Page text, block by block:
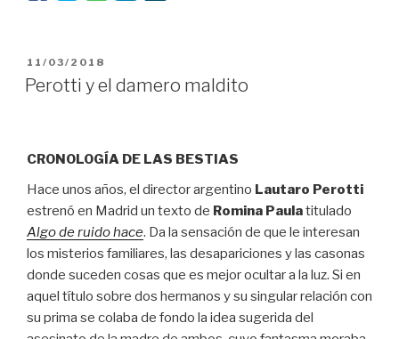
PUBLICADO
EL
11/03/2018
Perotti y el damero maldito
CRONOLOGÍA DE LAS BESTIAS
Hace unos años, el director argentino Lautaro Perotti
estrenó en Madrid un texto de Romina Paulatitulado
Algo de ruido hace. Da la sensación de que le interesan
los misterios familiares, las desapariciones y las casonas
donde suceden cosas que es mejor ocultar a la luz. Si en
aquel título sobre dos hermanos y su singular relación con
su prima se colaba de fondo la idea sugerida del